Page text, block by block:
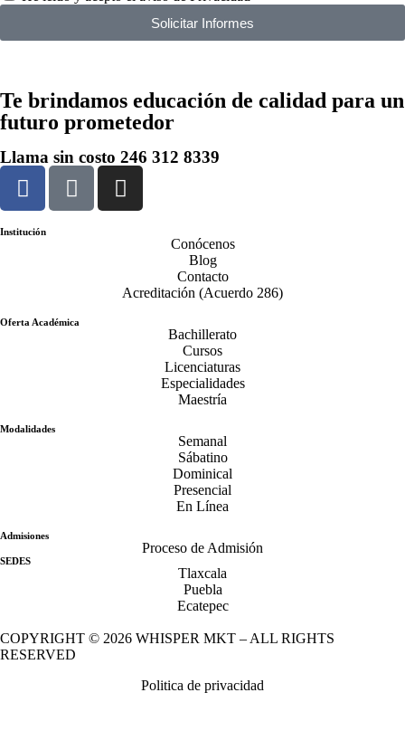
Solicitar Informes
Te brindamos educación de calidad para un
futuro prometedor
Llama sin costo 246 312 8339
Institución
Conócenos
Blog
Contacto
Acreditación (Acuerdo 286)
Oferta Académica
Bachillerato
Cursos
Licenciaturas
Especialidades
Maestría
Modalidades
Semanal
Sábatino
Dominical
Presencial
En Línea
Admisiones
Proceso de Admisión
SEDES
Tlaxcala
Puebla
Ecatepec
COPYRIGHT © 2026 WHISPER MKT – ALL RIGHTS
RESERVED
Politica de privacidad